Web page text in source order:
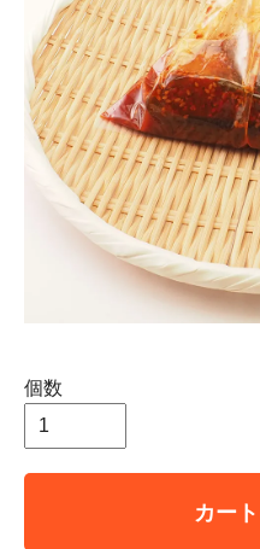
個数
カー